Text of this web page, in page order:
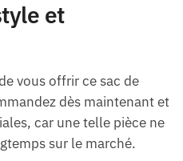
et
vous offrir ce sac de
dès maintenant et
car une telle pièce ne
sur le marché.